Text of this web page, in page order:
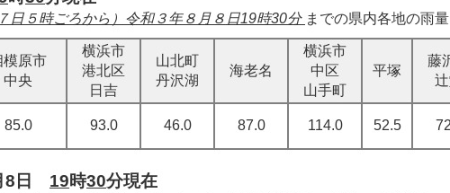
日５時ごろから）令和３年８月８日19時30分 までの県内各地の雨
模原市
中央
横浜市
港北区
日吉
山北町
丹沢湖
海老名
横浜市
中区
山手町
平塚
藤
85.0 93.0 46.0 87.0 114.0 52.5
8日 19時30分現在